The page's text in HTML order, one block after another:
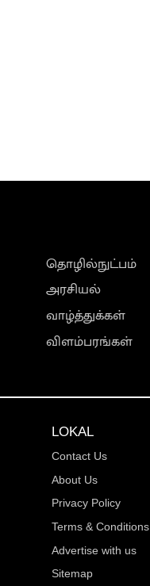
தொழில்நுட்பம்
அரசியல்
வாழ்த்துக்கள்
விளம்பரங்கள்
LOKAL
Contact Us
About Us
Privacy Policy
Terms & Conditions
Advertise with us
Sitemap